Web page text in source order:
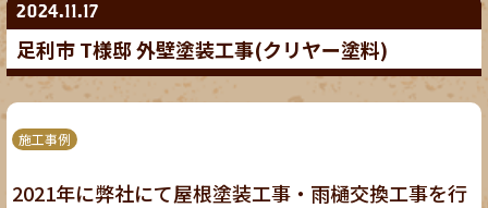
2024.11.17
足利市 T様邸 外壁塗装工事(クリヤー塗料)
施工事例
2021年に弊社にて屋根塗装工事・雨樋交換工事を行